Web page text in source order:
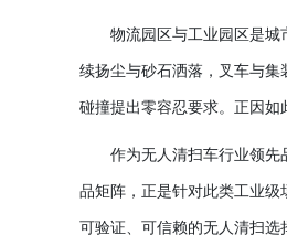
物流园区与工业园区是
续扬尘与砂石洒落，叉车与集
碰撞提出零容忍要求。正因如
作为无人清扫车行业领先
品矩阵，正是针对此类工业
可验证、可信赖的无人清扫选